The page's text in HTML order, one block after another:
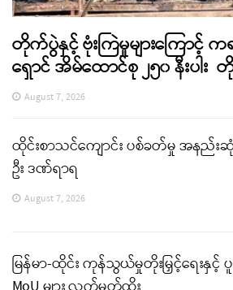
တိုက်ပွဲနှင့် ဗုံးကြဲမှုများကြောင့်
ရှောင် အိမ်ထောင်စု ၂၅၀ နီးပါး
August 7, 2026
ထိုင်းစာသင်ကျောင်း ပစ်ခတ်မှု အနည်းဆုံး
ဦး ဒဏ်ရာရ
August 7, 2026
မြန်မာ-ထိုင်း ကုန်သွယ်မှုတိုးမြှင့်ရေးနှင့်